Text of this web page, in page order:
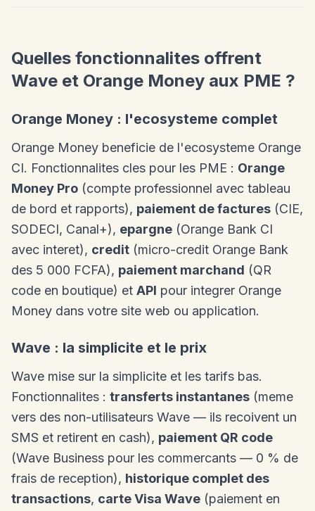
Quelles fonctionnalites offrent
Wave et Orange Money aux PME ?
Orange Money : l'ecosysteme complet
Orange Money beneficie de l'ecosysteme Orange
CI. Fonctionnalites cles pour les PME : Orange
Money Pro (compte professionnel avec tableau
de bord et rapports), paiement de factures (CIE,
SODECI, Canal+), epargne (Orange Bank CI
avec interet), credit (micro-credit Orange Bank
des 5 000 FCFA), paiement marchand (QR
code en boutique) et API pour integrer Orange
Money dans votre site web ou application.
Wave : la simplicite et le prix
Wave mise sur la simplicite et les tarifs bas.
Fonctionnalites : transferts instantanes (meme
vers des non-utilisateurs Wave — ils recoivent un
SMS et retirent en cash), paiement QR code
(Wave Business pour les commercants — 0 % de
frais de reception), historique complet des
transactions, carte Visa Wave (paiement en